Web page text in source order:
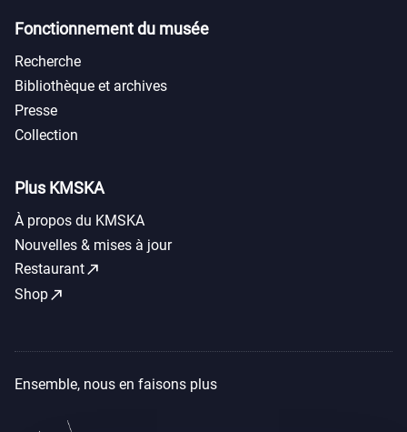
Fonctionnement du musée
Recherche
Bibliothèque et archives
Presse
Collection
Plus KMSKA
À propos du KMSKA
Nouvelles & mises à jour
Restaurantcall_made
Shopcall_made
Ensemble, nous en faisons plus